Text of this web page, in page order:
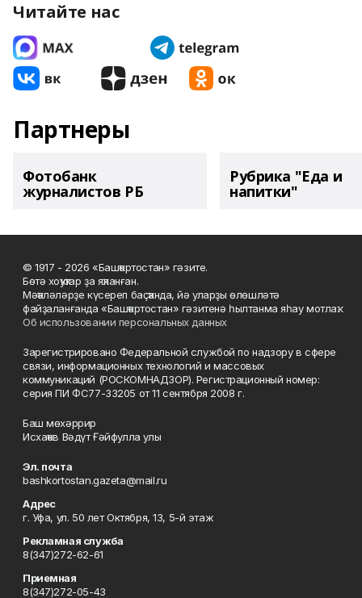
Читайте нас
Партнеры
Фотобанк
журналистов РБ
Рубрика "Еда и
напитки"
© 1917 - 2026 «Башҡортостан» гәзите.
Бөтә хоҡуҡтар ҙа яҡланған.
Мәҡәләләрҙе күсереп баҫҡанда, йә уларҙы өлөшләтә
файҙаланғанда «Башҡортостан» гәзитенә һылтанма яһау мотлаҡ.
Об использовании персональных данных
Зарегистрировано Федеральной службой по надзору в сфере
связи, информационных технологий и массовых
коммуникаций (РОСКОМНАДЗОР). Регистрационный номер:
серия ПИ ФС77-33205 от 11 сентября 2008 г.
Баш мөхәррир
Исхаҡов Вәдүт Ғәйфулла улы
Эл. почта
bashkortostan.gazeta@mail.ru
Адрес
г. Уфа, ул. 50 лет Октября, 13, 5-й этаж
Рекламная служба
8(347)272-62-61
Приемная
8(347)272-05-43